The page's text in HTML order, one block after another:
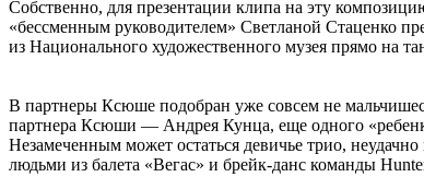
Собственно, для презентации клипа на эту
«бессменным руководителем» Светланой Стаценко
из Национального художественного музея прямо на
В партнеры Ксюше подобран уже совсем не
партнера Ксюши — Андрея Кунца, еще одного
Незамеченным может остаться девичье трио,
людьми из балета «Вегас» и брейк-данс команды